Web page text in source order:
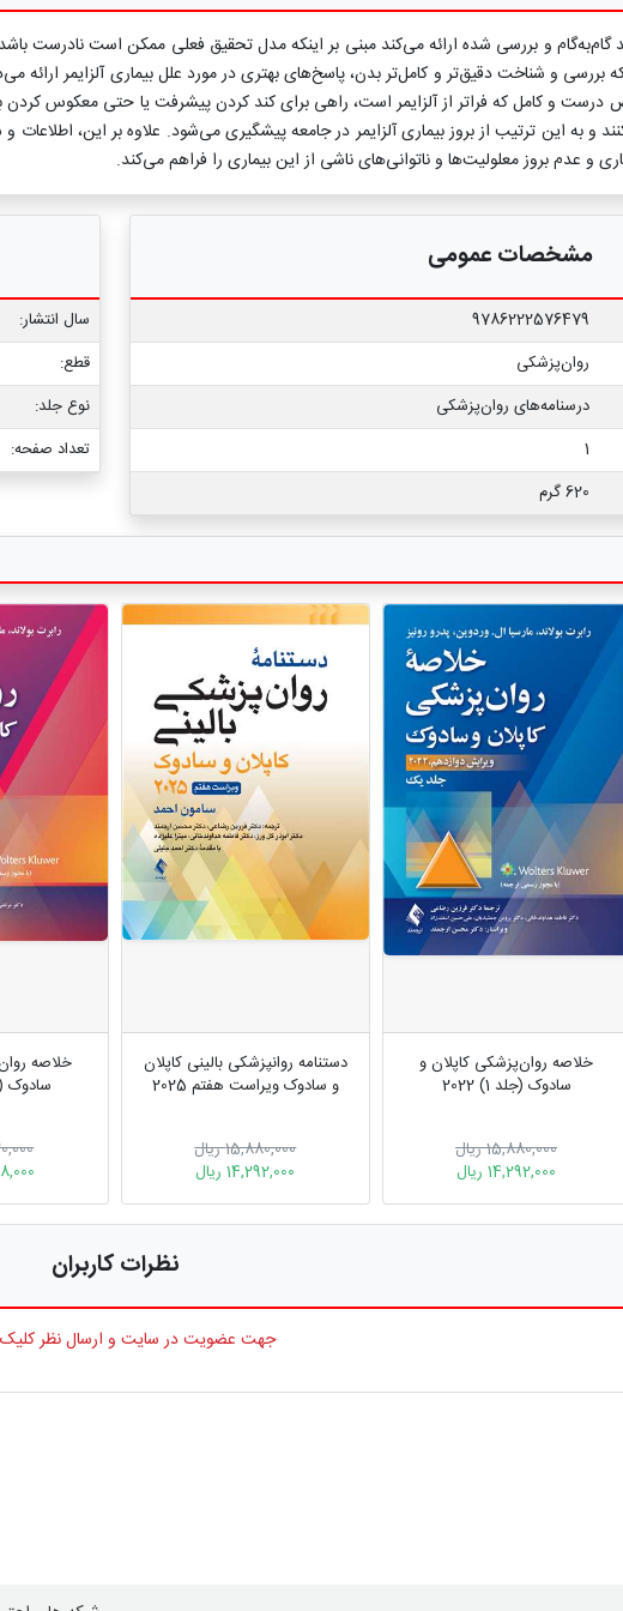
و بررسی شده ارائه می‌کند مبنی بر اینکه مدل تحقیق فعلی ممکن است نادرست
بررسی و شناخت دقیق‌تر و کامل‌تر بدن، پاسخ‌های بهتری در مورد علل بیماری آلزایمر
و کامل که فراتر از آلزایمر است، راهی برای کند کردن پیشرفت یا حتی معکوس کردن
و به این ترتیب از بروز بیماری آلزایمر در جامعه پیشگیری می‌شود. علاوه بر این، اطلاعات
و عدم بروز معلولیت‌ها و ناتوانی‌های ناشی از این بیماری را فراهم می‌کند.
مشخصات عمومی
9786222576479
روان‌پزشکی
درسنامه‌‏های روان‏‌پزشکی
1
620 گرم
سال انتشار:
قطع:
نوع جلد:
تعداد صفحه:
خلاصه روان‌پزشکی کاپلان و
سادوک (جلد 1) 2022
15,880,000 ریال
14,292,000 ریال
دستنامه روانپزشکی بالینی کاپلان
و سادوک ویراست هفتم 2025
15,880,000 ریال
14,292,000 ریال
خلاصه
سادوک (جلد
نظرات کاربران
جهت عضویت در سایت و ارسال نظر کلیک